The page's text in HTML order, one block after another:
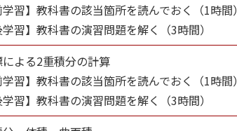
学習】教科書の該当箇所を読んでおく（1時間）
学習】教科書の演習問題を解く（3時間）
よる2重積分の計算
学習】教科書の該当箇所を読んでおく（1時間）
学習】教科書の演習問題を解く（3時間）